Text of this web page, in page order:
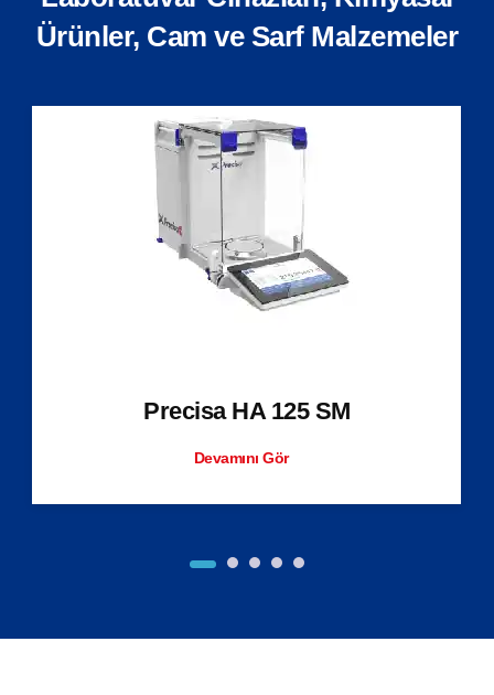
Ürünler, Cam ve Sarf Malzemeler
Precisa HA 125 SM
Devamını Gör